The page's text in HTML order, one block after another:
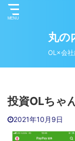
丸の
OL×会社
投資OLちゃ
2021年10月9日